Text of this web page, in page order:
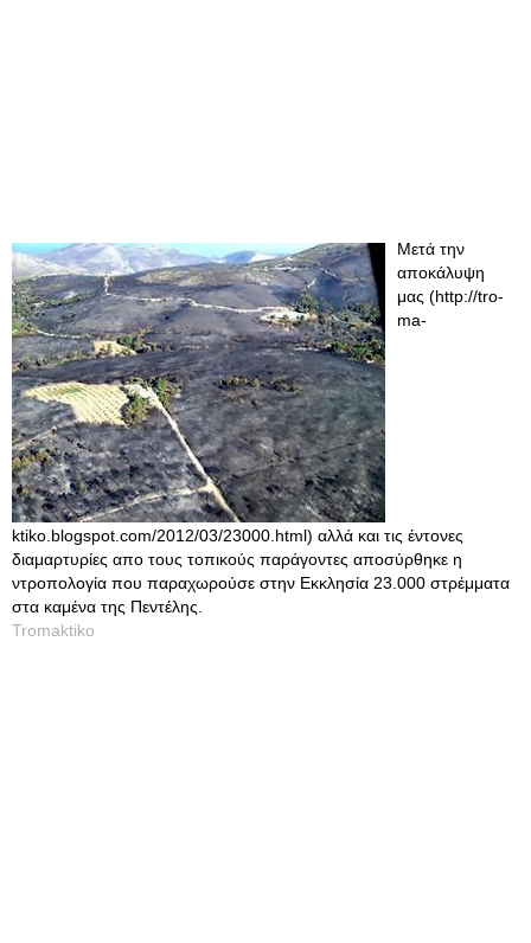
Μετά την
αποκάλυψη
μας (http://tro-
ma-
ktiko.blogspot.com/2012/03/23000.html) αλλά και τις έντονες
διαμαρτυρίες απο τους τοπικούς παράγοντες αποσύρθηκε η
ντροπολογία που παραχωρούσε στην Εκκλησία 23.000 στρέμματα
στα καμένα της Πεντέλης.
Tromaktiko